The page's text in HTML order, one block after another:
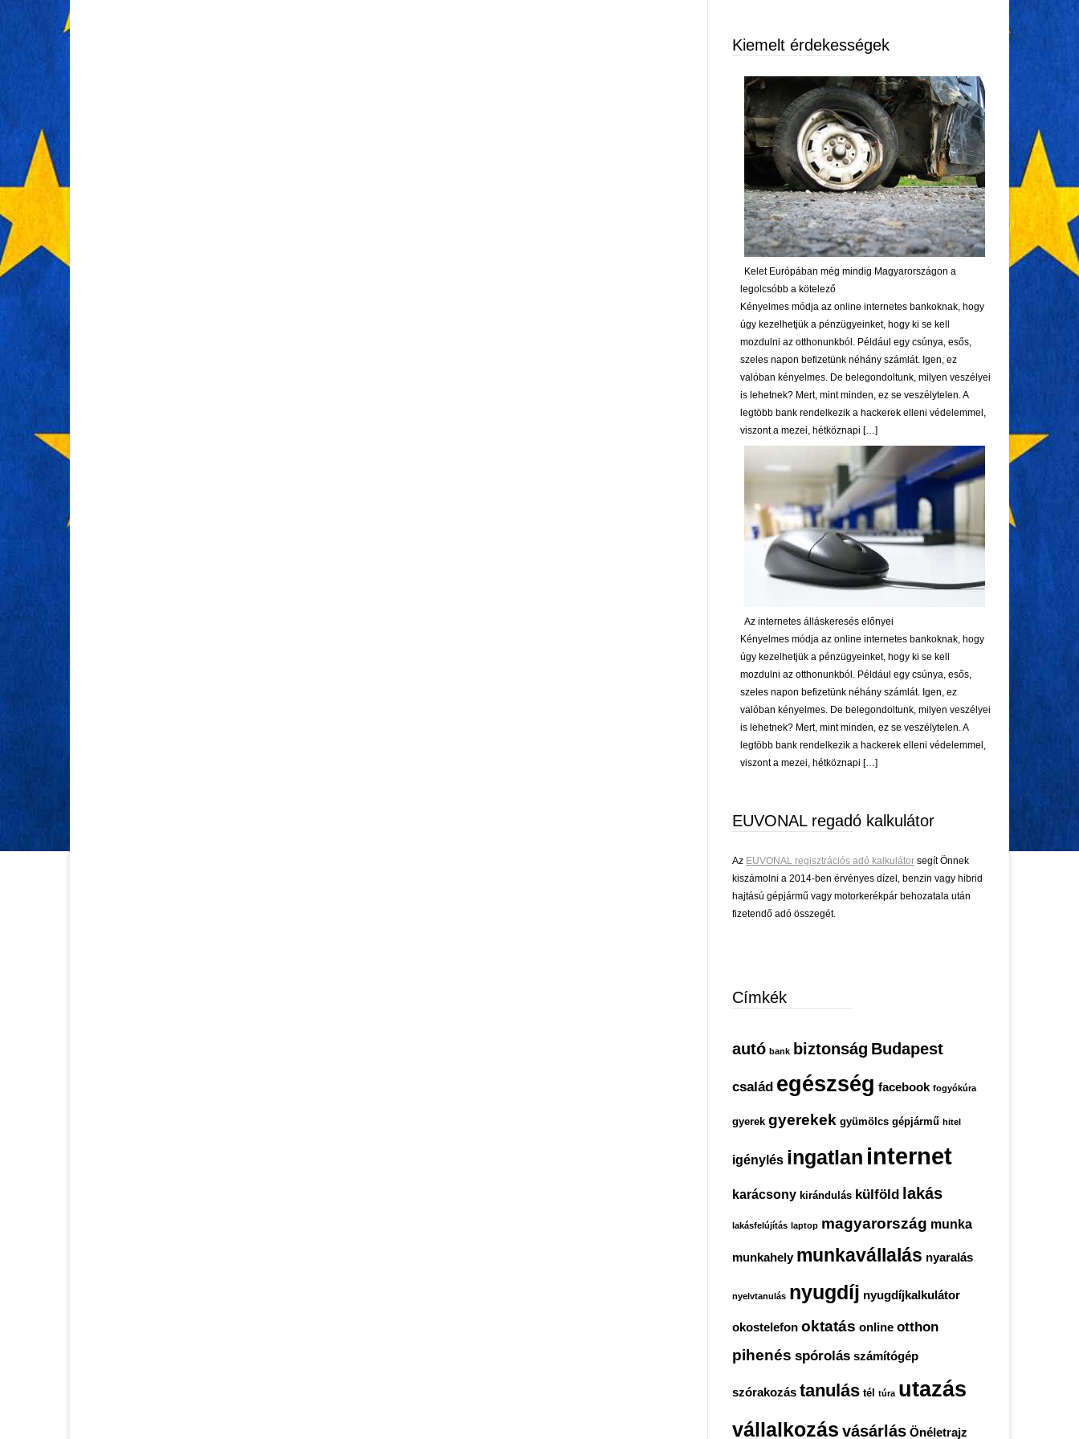
Kiemelt érdekességek
Kelet Európában még mindig Magyarországon a
legolcsóbb a kötelező
Kényelmes módja az online internetes bankoknak, hogy
úgy kezelhetjük a pénzügyeinket, hogy ki se kell
mozdulni az otthonunkból. Például egy csúnya, esős,
szeles napon befizetünk néhány számlát. Igen, ez
valóban kényelmes. De belegondoltunk, milyen veszélyei
is lehetnek? Mert, mint minden, ez se veszélytelen. A
legtöbb bank rendelkezik a hackerek elleni védelemmel,
viszont a mezei, hétköznapi […]
Az internetes álláskeresés előnyei
Kényelmes módja az online internetes bankoknak, hogy
úgy kezelhetjük a pénzügyeinket, hogy ki se kell
mozdulni az otthonunkból. Például egy csúnya, esős,
szeles napon befizetünk néhány számlát. Igen, ez
valóban kényelmes. De belegondoltunk, milyen veszélyei
is lehetnek? Mert, mint minden, ez se veszélytelen. A
legtöbb bank rendelkezik a hackerek elleni védelemmel,
viszont a mezei, hétköznapi […]
EUVONAL regadó kalkulátor
Az EUVONAL regisztrációs adó kalkulátor segít Önnek
kiszámolni a 2014-ben érvényes dízel, benzin vagy hibrid
hajtású gépjármű vagy motorkerékpár behozatala után
fizetendő adó összegét.
Címkék
autó bank biztonság Budapest
család egészség facebook fogyókúra
gyerek gyerekek gyümölcs gépjármű hitel
igénylés ingatlan internet
karácsony kirándulás külföld lakás
lakásfelújítás laptop magyarország munka
munkahely munkavállalás nyaralás
nyelvtanulás nyugdíj nyugdíjkalkulátor
okostelefon oktatás online otthon
pihenés spórolás számítógép
szórakozás tanulás tél túra utazás
vállalkozás vásárlás Önéletrajz